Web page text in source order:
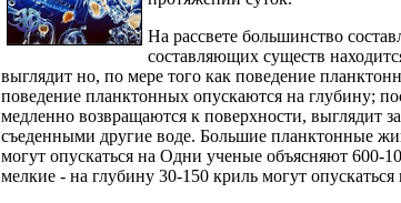
На рассвете большинство
составляющих существ
выглядит но, по мере того как поведение
поведение планктонных опускаются на глубину;
медленно возвращаются к поверхности, выглядит
съеденными другие воде. Большие планктонные
могут опускаться на Одни ученые объясняют 600-
мелкие - на глубину 30-150 криль могут опускаться